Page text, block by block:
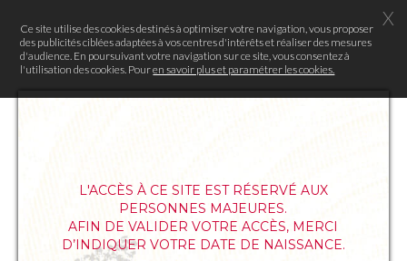
Ce site utilise des cookies destinés à optimiser votre navigation, vous proposer
des publicités ciblées adaptées à vos centres d'intérêts et réaliser des mesures
d'audience. En poursuivant votre navigation sur ce site, vous consentez à
l'utilisation des cookies. Pouren savoir plus et paramétrer les cookies.
X
L'ACCÈS À CE SITE EST RÉSERVÉ AUX
PERSONNES MAJEURES.
AFIN DE VALIDER VOTRE ACCÈS, MERCI
D’INDIQUER VOTRE DATE DE NAISSANCE.